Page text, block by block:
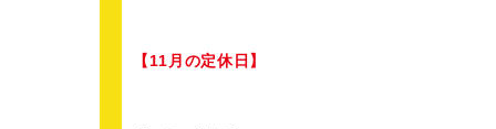
【11月の定休日】